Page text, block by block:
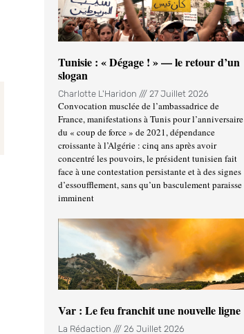
Tunisie : « Dégage ! » — le retour d’un
slogan
Charlotte L'Haridon 27 Juillet 2026
Convocation musclée de l’ambassadrice de
France, manifestations à Tunis pour l’anniversaire
du « coup de force » de 2021, dépendance
croissante à l’Algérie : cinq ans après avoir
concentré les pouvoirs, le président tunisien fait
face à une contestation persistante et à des signes
d’essoufflement, sans qu’un basculement paraisse
imminent
Var : Le feu franchit une nouvelle ligne
La Rédaction 26 Juillet 2026